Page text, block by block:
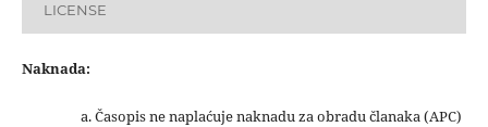
LICENSE
Naknada:
a. Časopis ne naplaćuje naknadu za obradu članaka (APC)